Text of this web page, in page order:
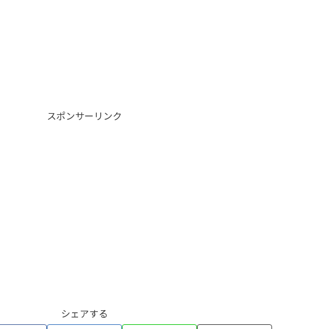
スポンサーリンク
シェアする